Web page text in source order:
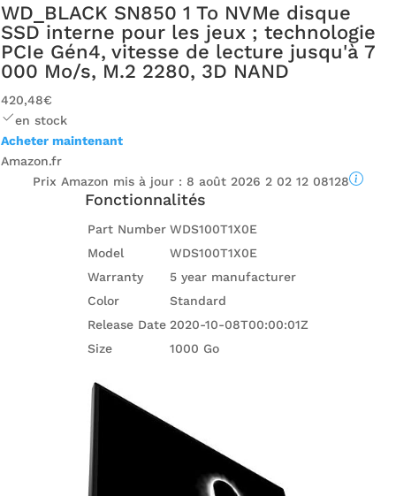
WD_BLACK SN850 1 To NVMe disque
SSD interne pour les jeux ; technologie
PCIe Gén4, vitesse de lecture jusqu'à 7
000 Mo/s, M.2 2280, 3D NAND
420,48€
en stock
Acheter maintenant
Amazon.fr
Prix ​​Amazon mis à jour : 8 août 2026 2 02 12 08128
Fonctionnalités
Part Number WDS100T1X0E
Model
WDS100T1X0E
Warranty
5 year manufacturer
Color
Standard
Release Date 2020-10-08T00:00:01Z
Size
1000 Go